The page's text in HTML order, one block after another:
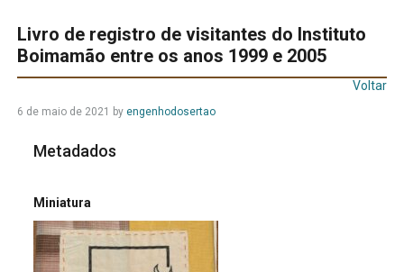
Livro de registro de visitantes do Instituto
Boimamão entre os anos 1999 e 2005
Voltar
6 de maio de 2021 by engenhodosertao
Metadados
Miniatura